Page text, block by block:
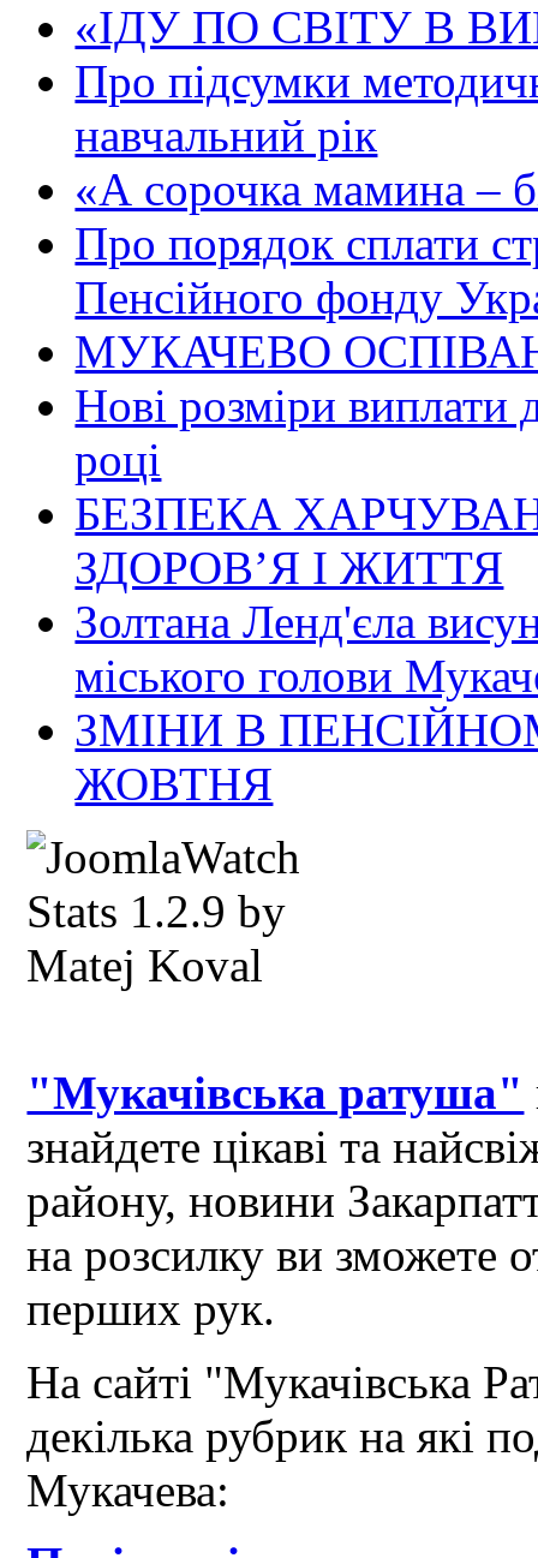
«ІДУ ПО СВІТУ В
Про підсумки
навчальний рік
«А сорочка мамина –
Про порядок сплати
Пенсійного фонду
МУКАЧЕВО
Нові розміри виплати
році
БЕЗПЕКА
ЗДОРОВ’Я І ЖИТТЯ
Золтана Ленд'єла
міського голови
ЗМІНИ В
ЖОВТНЯ
"Мукачівська ратуша"
знайдете цікаві та
району, новини
на розсилку ви зможете
перших рук.
На сайті "Мукачівська
декілька рубрик на які
Мукачева: